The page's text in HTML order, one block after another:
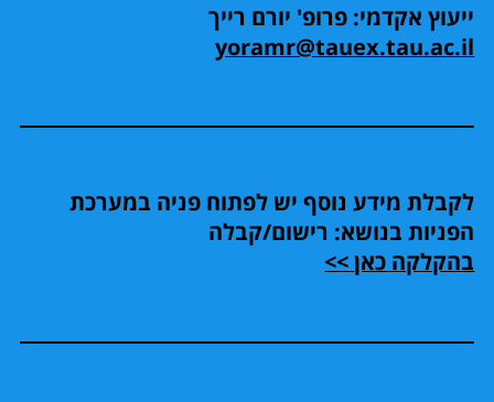
ייעוץ אקדמי: פרופ' יורם רייך
yoramr@tauex.tau.ac.il
לקבלת מידע נוסף יש לפתוח פניה במערכת
הפניות בנושא: רישום/קבלה
בהקלקה כאן >>